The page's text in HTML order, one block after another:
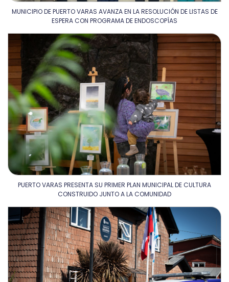
MUNICIPIO DE PUERTO VARAS AVANZA EN LA RESOLUCIÓN DE LISTAS DE
ESPERA CON PROGRAMA DE ENDOSCOPÍAS
PUERTO VARAS PRESENTA SU PRIMER PLAN MUNICIPAL DE CULTURA
CONSTRUIDO JUNTO A LA COMUNIDAD